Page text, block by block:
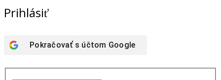
Prihlásiť
Pokračovať s účtom Google